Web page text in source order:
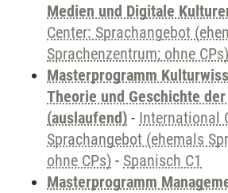
Medien und Digitale
Center: Sprachangebot
Sprachenzentrum; ohne CPs)
Masterprogramm
Theorie und Geschichte
(auslaufend) - International
Sprachangebot (ehemals
ohne CPs) - Spanisch C1
Masterprogramm